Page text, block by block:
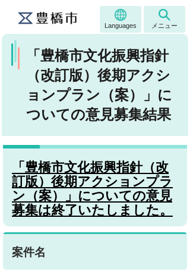
Languages メニュー
「豊橋市文化振興指針
（改訂版）後期アクシ
ョンプラン（案）」に
ついての意見募集結果
「豊橋市文化振興指針（改
訂版）後期アクションプラ
ン（案）」についての意見
募集は終了いたしました。
案件名